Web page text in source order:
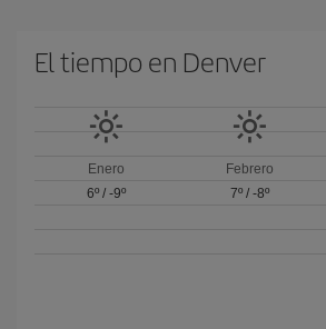
El tiempo en Denver
Enero
6º/ -9º
Febrero
7º/ -8º